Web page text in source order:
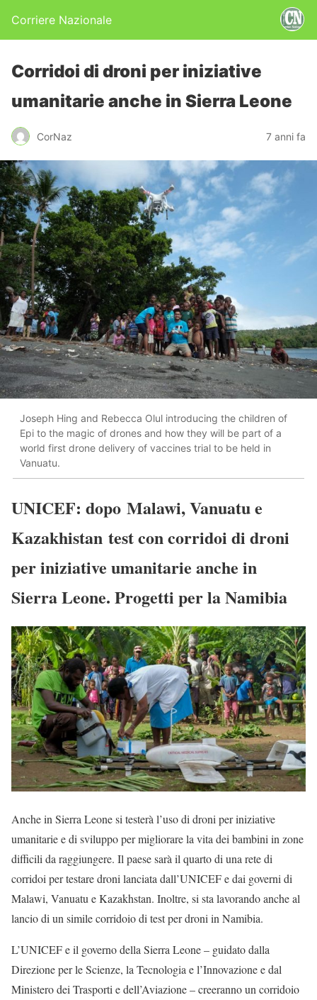
Corriere Nazionale
Corridoi di droni per iniziative
umanitarie anche in Sierra Leone
CorNaz 7 anni fa
Joseph Hing and Rebecca Olul introducing the children of
Epi to the magic of drones and how they will be part of a
world first drone delivery of vaccines trial to be held in
Vanuatu.
UNICEF: dopo Malawi, Vanuatu e
Kazakhistan test con corridoi di droni
per iniziative umanitarie anche in
Sierra Leone. Progetti per la Namibia
Anche in Sierra Leone si testerà l’uso di droni per iniziative
umanitarie e di sviluppo per migliorare la vita dei bambini in zone
difficili da raggiungere. Il paese sarà il quarto di una rete di
corridoi per testare droni lanciata dall’UNICEF e dai governi di
Malawi, Vanuatu e Kazakhstan. Inoltre, si sta lavorando anche al
lancio di un simile corridoio di test per droni in Namibia.
L’UNICEF e il governo della Sierra Leone – guidato dalla
Direzione per le Scienze, la Tecnologia e l’Innovazione e dal
Ministero dei Trasporti e dell’Aviazione – creeranno un corridoio